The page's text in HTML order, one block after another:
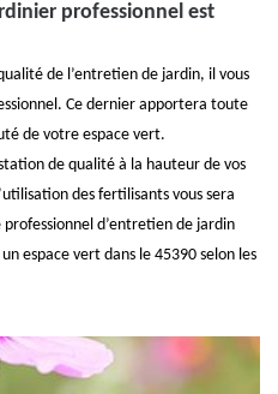
professionnel est
de l’entretien de jardin, il vous
Ce dernier apportera toute
de votre espace vert.
de qualité à la hauteur de vos
des fertilisants vous sera
d’entretien de jardin
espace vert dans le 45390 selon les